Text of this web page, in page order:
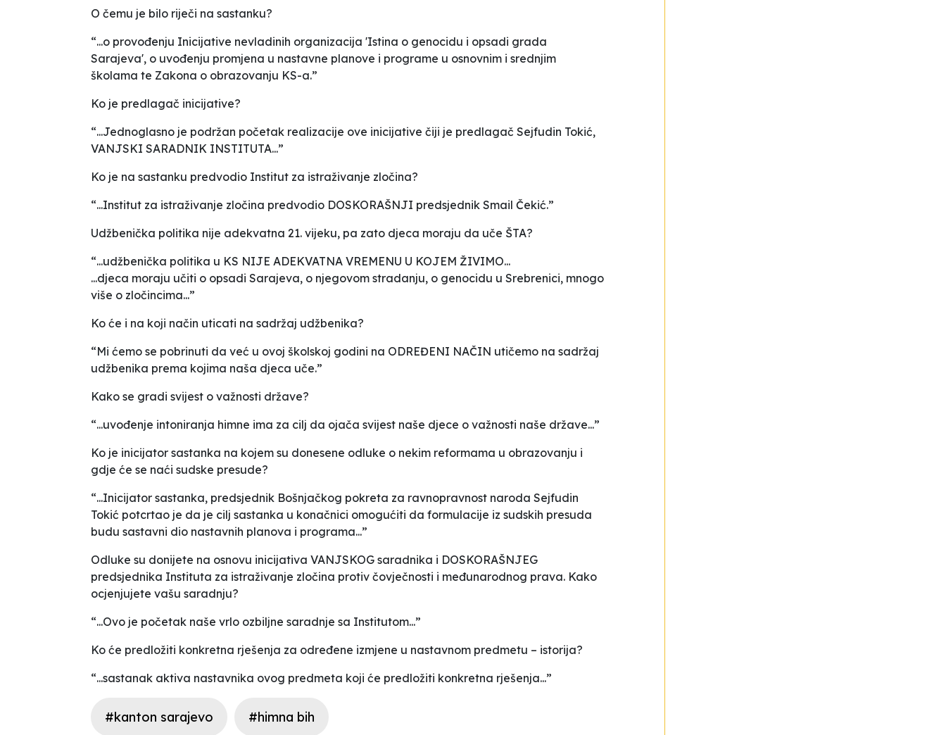
O čemu je bilo riječi na sastanku?
“...o provođenju Inicijative nevladinih organizacija 'Istina o genocidu i opsadi grada
Sarajeva', o uvođenju promjena u nastavne planove i programe u osnovnim i srednjim
školama te Zakona o obrazovanju KS-a.”
Ko je predlagač inicijative?
“...Jednoglasno je podržan početak realizacije ove inicijative čiji je predlagač Sejfudin Tokić,
VANJSKI SARADNIK INSTITUTA...”
Ko je na sastanku predvodio Institut za istraživanje zločina?
“...Institut za istraživanje zločina predvodio DOSKORAŠNJI predsjednik Smail Čekić.”
Udžbenička politika nije adekvatna 21. vijeku, pa zato djeca moraju da uče ŠTA?
“...udžbenička politika u KS NIJE ADEKVATNA VREMENU U KOJEM ŽIVIMO...
...djeca moraju učiti o opsadi Sarajeva, o njegovom stradanju, o genocidu u Srebrenici, mnogo
više o zločincima...”
Ko će i na koji način uticati na sadržaj udžbenika?
“Mi ćemo se pobrinuti da već u ovoj školskoj godini na ODREĐENI NAČIN utičemo na sadržaj
udžbenika prema kojima naša djeca uče.”
Kako se gradi svijest o važnosti države?
“...uvođenje intoniranja himne ima za cilj da ojača svijest naše djece o važnosti naše države...”
Ko je inicijator sastanka na kojem su donesene odluke o nekim reformama u obrazovanju i
gdje će se naći sudske presude?
“...Inicijator sastanka, predsjednik Bošnjačkog pokreta za ravnopravnost naroda Sejfudin
Tokić potcrtao je da je cilj sastanka u konačnici omogućiti da formulacije iz sudskih presuda
budu sastavni dio nastavnih planova i programa...”
Odluke su donijete na osnovu inicijativa VANJSKOG saradnika i DOSKORAŠNJEG
predsjednika Instituta za istraživanje zločina protiv čovječnosti i međunarodnog prava. Kako
ocjenjujete vašu saradnju?
“...Ovo je početak naše vrlo ozbiljne saradnje sa Institutom...”
Ko će predložiti konkretna rješenja za određene izmjene u nastavnom predmetu – istorija?
“...sastanak aktiva nastavnika ovog predmeta koji će predložiti konkretna rješenja...”
#kanton sarajevo #himna bih